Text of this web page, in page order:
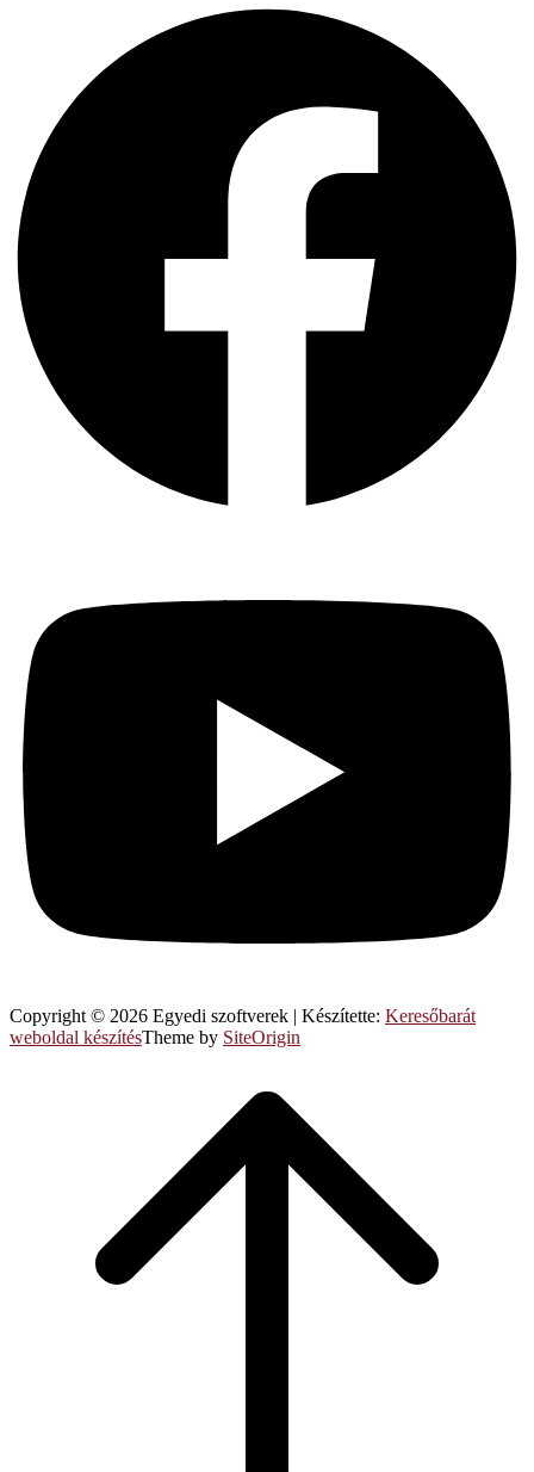
Copyright © 2026 Egyedi szoftverek | Készítette: Keresőbarát
weboldal készítésTheme by SiteOrigin